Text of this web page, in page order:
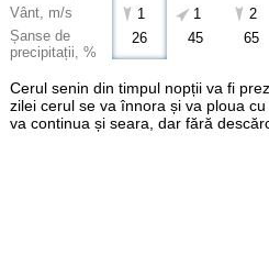
Vânt, m/s
Șanse de
precipitații, %
1
26
1
45
2
65
Cerul senin din timpul nopții va fi
zilei cerul se va înnora și va ploua
va continua și seara, dar fără